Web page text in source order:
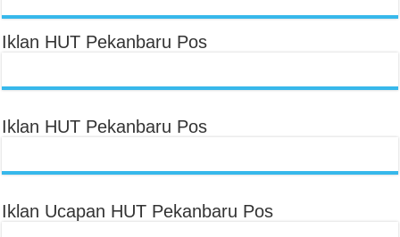
Iklan HUT Pekanbaru Pos
Iklan HUT Pekanbaru Pos
Iklan Ucapan HUT Pekanbaru Pos